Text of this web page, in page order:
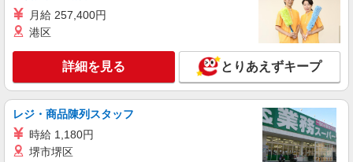
≪高崎問屋町駅≫
時給2000円〜2500円 ＜日払い有/週払い有/交
最寄り駅：高崎問屋町
キープ 詳細を見る
派遣社員
株式会社kotrio /●TK-H-2093762
月給 257,400円
港区
詳細を見る とりあえずキープ
レジ・商品陳列スタッフ
時給 1,180円
堺市堺区